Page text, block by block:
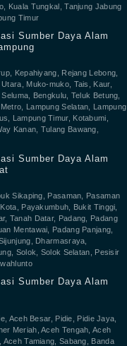
Kuala Tungkal, Tanjung Jabung
Timur
Sumber Daya Alam
Kepahiyang, Rejang Lebong,
Muko-muko, Tais, Kaur,
Bengkulu, Teluk Betung,
Lampung Selatan, Lampung
Lampung Timur, Kotabumi,
Kanan, Tulang Bawang,
Sumber Daya Alam
Sikaping, Pasaman, Pasaman
Payakumbuh, Bukit Tinggi,
Tanah Datar, Padang, Padang
Mentawai, Padang Panjang,
Dharmasraya,
Solok, Solok Selatan, Pesisir
Sumber Daya Alam
Aceh Besar, Pidie, Pidie Jaya,
Meriah, Aceh Tengah, Aceh
Aceh Tamiang, Sabang, Banda